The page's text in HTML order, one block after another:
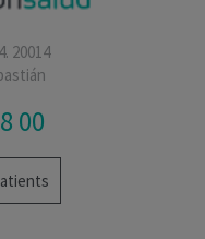
20014
00